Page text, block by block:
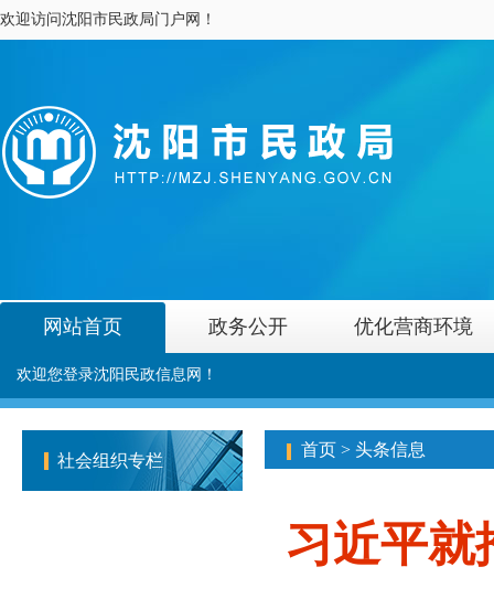
欢迎访问沈阳市民政局门户网！
网站首页 政务公开 优化营商环境
欢迎您登录沈阳民政信息网！
社会组织专栏
首页 > 头条信息
习近平就